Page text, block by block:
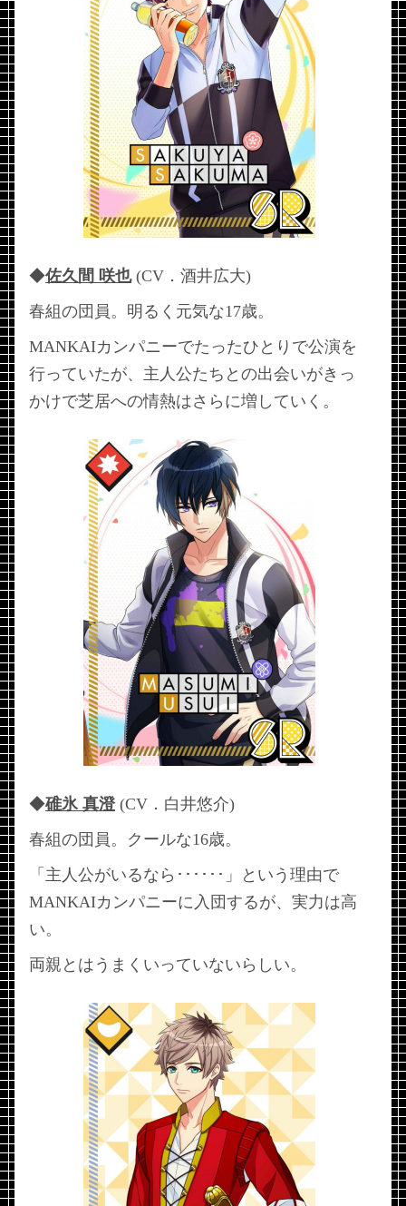
◆佐久間 咲也(CV．酒井広大)
春組の団員。明るく元気な17歳。
MANKAIカンパニーでたったひとりで公演を
行っていたが、主人公たちとの出会いがきっ
かけで芝居への情熱はさらに増していく。
◆碓氷 真澄(CV．白井悠介)
春組の団員。クールな16歳。
「主人公がいるなら･･････」という理由で
MANKAIカンパニーに入団するが、実力は高
い。
両親とはうまくいっていないらしい。